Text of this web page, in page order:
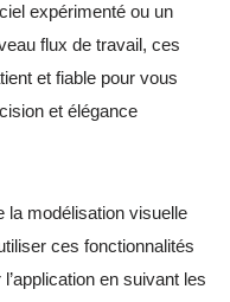
expérimenté ou un
flux de travail, ces
et fiable pour vous
et élégance
la modélisation visuelle
ces fonctionnalités
en suivant les